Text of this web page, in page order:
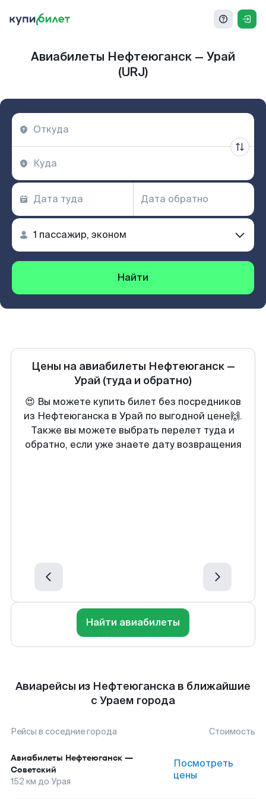
Авиабилеты Нефтеюганск — Урай
(URJ)
Найти
Цены на авиабилеты Нефтеюганск—
Урай (туда и обратно)
😍 Вы можете купить билет без посредников
из Нефтеюганска в Урай по выгодной цене🙌.
Также вы можете выбрать перелет туда и
обратно, если уже знаете дату возвращения
Найти авиабилеты
Авиарейсы из Нефтеюганска в ближайшие
с Ураем города
Рейсы в соседние города Стоимость
Авиабилеты Нефтеюганск —
Советский
152 км до Урая
Посмотреть
цены